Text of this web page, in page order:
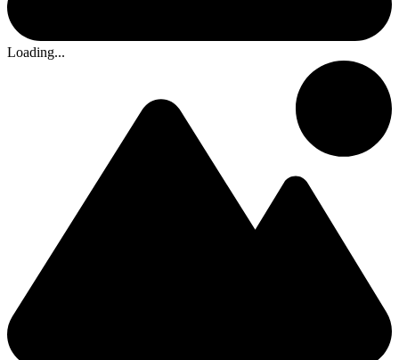
Loading...